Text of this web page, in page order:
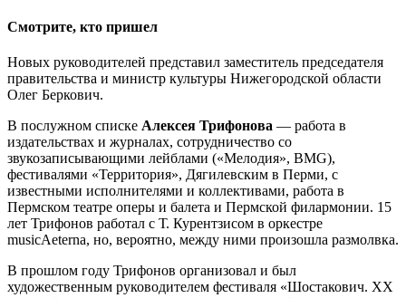
Смотрите, кто пришел
Новых руководителей представил заместитель председателя
правительства и министр культуры Нижегородской области
Олег Беркович.
В послужном списке Алексея Трифонова — работа в
издательствах и журналах, сотрудничество со
звукозаписывающими лейблами («Мелодия», BMG),
фестивалями «Территория», Дягилевским в Перми, с
известными исполнителями и коллективами, работа в
Пермском театре оперы и балета и Пермской филармонии. 15
лет Трифонов работал с Т. Курентзисом в оркестре
musicAeterna, но, вероятно, между ними произошла размолвка.
В прошлом году Трифонов организовал и был
художественным руководителем фестиваля «Шостакович. ХХ